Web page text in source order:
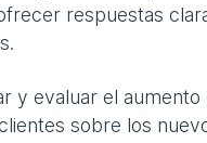
respuestas
y evaluar el
sobre los